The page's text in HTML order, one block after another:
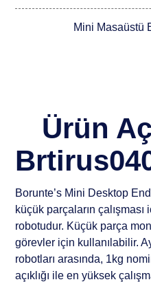
Mini Masaüstü
Ürün
Borunte’s Mini Desktop
küçük parçaların
robotudur. Küçük parça
görevler için kullanılabilir.
robotları arasında, 1kg
açıklığı ile en yüksek